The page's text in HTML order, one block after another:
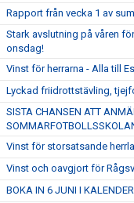
Rapport från vecka 1 av
Stark avslutning på våren
onsdag!
Vinst för herrarna - Alla till
Lyckad friidrottstävling,
SISTA CHANSEN ATT
Vinst för storsatsande
Vinst och oavgjort för
BOKA IN 6 JUNI I